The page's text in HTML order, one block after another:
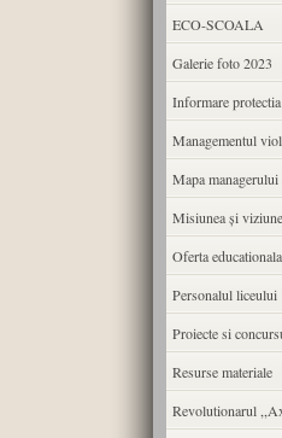
ECO-SCOALA
Galerie foto 2023
Informare
Managementul
Mapa managerului
Misiunea şi
Oferta educationala
Personalul liceului
Proiecte si
Resurse materiale
Revolutionarul